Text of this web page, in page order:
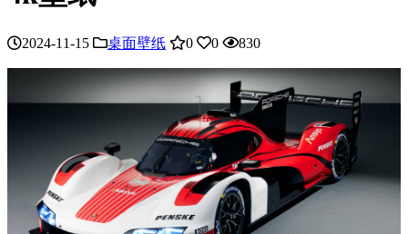
2024-11-15 桌面壁纸 0 0 830